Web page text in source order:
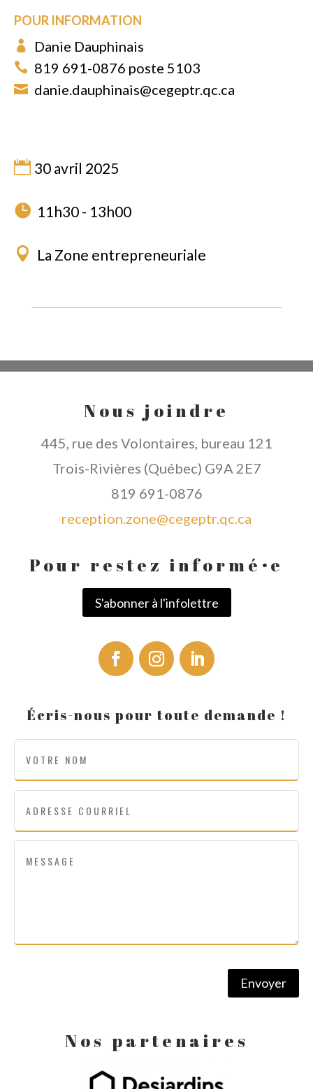
POUR INFORMATION
Danie Dauphinais
819 691-0876 poste 5103
danie.dauphinais@cegeptr.qc.ca
30 avril 2025
11h30 - 13h00
La Zone entrepreneuriale
Nous joindre
445, rue des Volontaires, bureau 121
Trois-Rivières (Québec) G9A 2E7
819 691-0876
reception.zone@cegeptr.qc.ca
Pour restez informé ·e
S'abonner à l'infolettre
Écris-nous pour toute demande !
Envoyer
Nos partenaires